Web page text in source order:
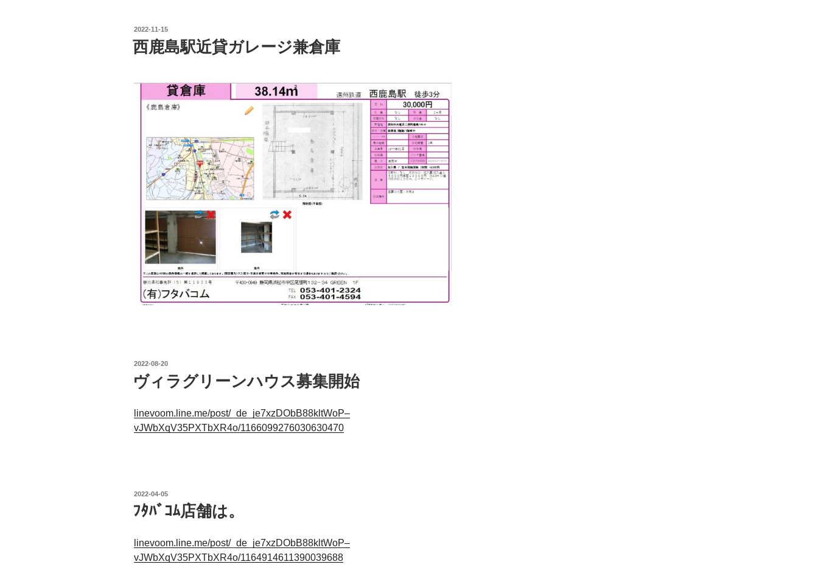
投
稿
日:
2022-11-15
西鹿島駅近貸ガレージ兼倉庫
投
日:
2022-08-20
ヴィラグリーンハウス募集開始
linevoom.line.me/post/_de_je7xzDObB88kltWoP–
vJWbXqV35PXTbXR4o/1166099276030630470
投
日:
2022-04-05
ﾌﾀﾊﾞｺﾑ店舗は。
linevoom.line.me/post/_de_je7xzDObB88kltWoP–
vJWbXqV35PXTbXR4o/1164914611390039688